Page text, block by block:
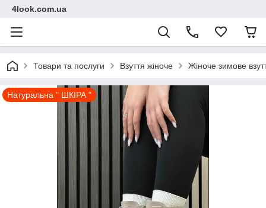
4look.com.ua
Товари та послуги Взуття жіноче Жіноче зимове
Натуральна " ШКІРА "